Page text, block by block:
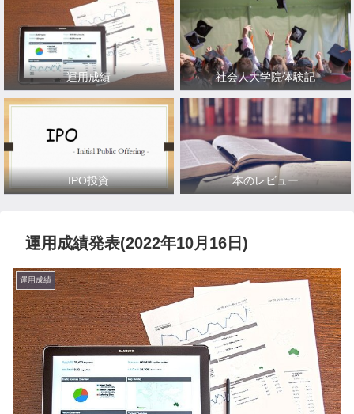
運用成績 社会人大学院体験記
IPO投資 本のレビュー
運用成績発表(2022年10月16日)
運用成績